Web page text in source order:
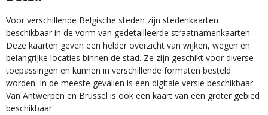
Voor verschillende Belgische steden zijn stedenkaarten
beschikbaar in de vorm van gedetailleerde straatnamenkaarten.
Deze kaarten geven een helder overzicht van wijken, wegen en
belangrijke locaties binnen de stad. Ze zijn geschikt voor diverse
toepassingen en kunnen in verschillende formaten besteld
worden. In de meeste gevallen is een digitale versie beschikbaar.
Van Antwerpen en Brussel is ook een kaart van een groter gebied
beschikbaar